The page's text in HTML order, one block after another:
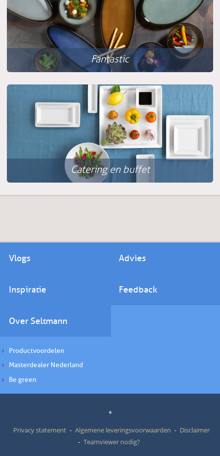
Fantastic
Catering en buffet
Vlogs Advies
Inspiratie Feedback
Over Seltmann
Productvoordelen
Masterdealer Nederland
Be green
*
Privacy statement
Algemene leveringsvoorwaarden
Disclaimer
Teamviewer nodig?